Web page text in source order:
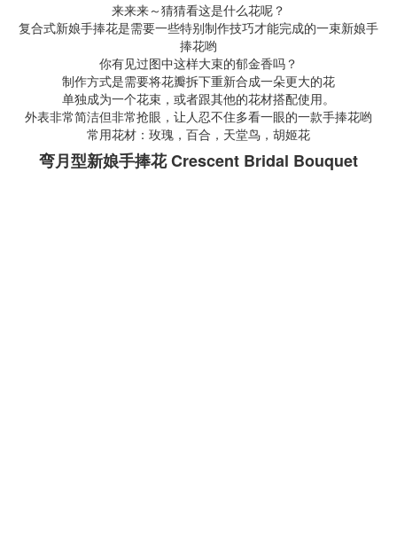
来来来～猜猜看这是什么花呢？
复合式新娘手捧花是需要一些特别制作技巧才能完成的一束新娘手
捧花哟
你有见过图中这样大束的郁金香吗？
制作方式是需要将花瓣拆下重新合成一朵更大的花
单独成为一个花束，或者跟其他的花材搭配使用。
外表非常简洁但非常抢眼，让人忍不住多看一眼的一款手捧花哟
常用花材：玫瑰，百合，天堂鸟，胡姬花
弯月型新娘手捧花 Crescent Bridal Bouquet